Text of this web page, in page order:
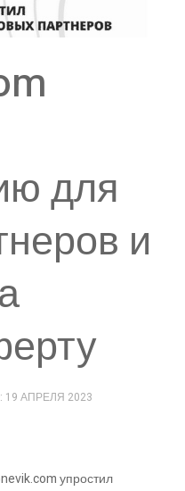
для
и
АПРЕЛЯ 2023
упростил